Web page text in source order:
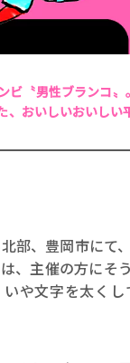
ビ〝男性ブランコ
いしいおいしい
部、豊岡市にて
、主催の方にそ
や文字を太くし